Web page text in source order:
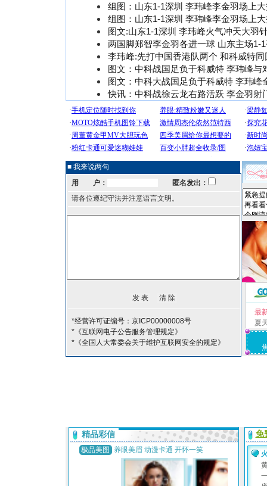
组图：山东1-1深圳 李玮峰李金羽场上
组图：山东1-1深圳 李玮峰李金羽场上
图文:山东1-1深圳 李玮峰火气冲天大羽
两国脚郑智李金羽各进一球 山东主场1-
李玮峰:先打中国香港队两个 和科威特同
图文：中科战国足负于科威特 李玮峰与
图文：中科大战国足负于科威特 李玮峰
快讯：中科战徐云龙右路活跃 李金羽射
■ 我来说两句
用 户：
匿名发出：
请各位遵纪守法并注意语言文明。
*经营许可证编号：京ICP00000008号
*《互联网电子公告服务管理规定》
*《全国人大常委会关于维护互联网安全的规定》
最
夏